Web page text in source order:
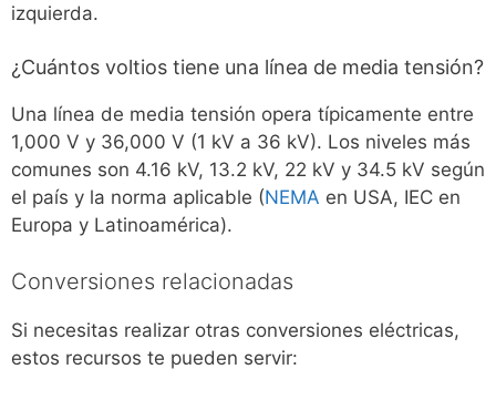
izquierda.
¿Cuántos voltios tiene una línea de media tensión?
Una línea de media tensión opera típicamente entre
1,000 V y 36,000 V (1 kV a 36 kV). Los niveles más
comunes son 4.16 kV, 13.2 kV, 22 kV y 34.5 kV según
el país y la norma aplicable (NEMA en USA, IEC en
Europa y Latinoamérica).
Conversiones relacionadas
Si necesitas realizar otras conversiones eléctricas,
estos recursos te pueden servir: